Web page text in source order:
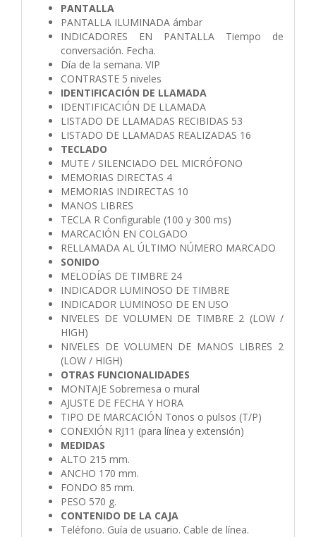
PANTALLA
PANTALLA ILUMINADA ámbar
INDICADORES EN PANTALLA Tiempo de
conversación. Fecha.
Día de la semana. VIP
CONTRASTE 5 niveles
IDENTIFICACIÓN DE LLAMADA
IDENTIFICACIÓN DE LLAMADA
LISTADO DE LLAMADAS RECIBIDAS 53
LISTADO DE LLAMADAS REALIZADAS 16
TECLADO
MUTE / SILENCIADO DEL MICRÓFONO
MEMORIAS DIRECTAS 4
MEMORIAS INDIRECTAS 10
MANOS LIBRES
TECLA R Configurable (100 y 300 ms)
MARCACIÓN EN COLGADO
RELLAMADA AL ÚLTIMO NÚMERO MARCADO
SONIDO
MELODÍAS DE TIMBRE 24
INDICADOR LUMINOSO DE TIMBRE
INDICADOR LUMINOSO DE EN USO
NIVELES DE VOLUMEN DE TIMBRE 2 (LOW /
HIGH)
NIVELES DE VOLUMEN DE MANOS LIBRES 2
(LOW / HIGH)
OTRAS FUNCIONALIDADES
MONTAJE Sobremesa o mural
AJUSTE DE FECHA Y HORA
TIPO DE MARCACIÓN Tonos o pulsos (T/P)
CONEXIÓN RJ11 (para línea y extensión)
MEDIDAS
ALTO 215 mm.
ANCHO 170 mm.
FONDO 85 mm.
PESO 570 g.
CONTENIDO DE LA CAJA
Teléfono. Guía de usuario. Cable de línea.